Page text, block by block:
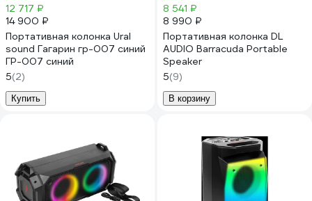
12 717 ₽
14 900 ₽
Портативная колонка Ural
sound Гагарин гр-007 синий
ГР-007 синий
5(2)
Купить
8 541 ₽
8 990 ₽
Портативная колонка DL
AUDIO Barracuda Portable
Speaker
5(9)
В корзину